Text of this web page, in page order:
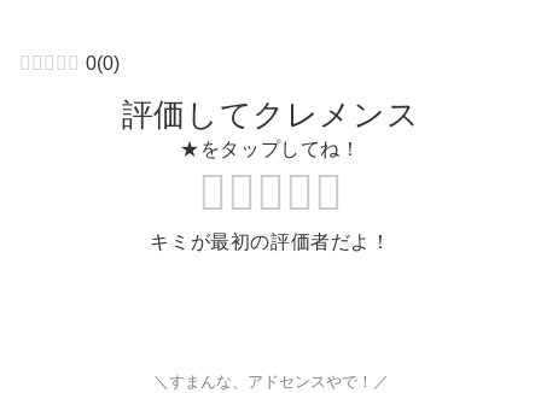
0(0)
評価してクレメンス
★をタップしてね！
キミが最初の評価者だよ！
＼すまんな、アドセンスやで！／